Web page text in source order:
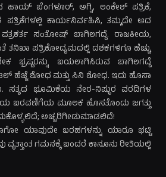
ಹಾಯ್ ಬೆಂಗಳೂರ್, ಅಗ್ನಿ, ಲಂಕೇಶ್ ಪತ್ರಿಕೆ,
ಕಾರ್ಯನಿರ್ವಹಿಸಿ, ತಮ್ಮದೇ ಆದ
ಸಂತೋಷ್ ಬಾಗಿಲಗದ್ದೆ. ರಾಜಕೀಯ,
ತನಿಖಾ ಪತ್ರಿಕೋದ್ಯಮದಲ್ಲಿ ದಶಕಗಳಿಗೂ ಹೆಚ್ಚು
ಭ್ರಷ್ಟರನ್ನು ಬಯಲಾಗಿಸಿರುವ ಬಾಗಿಲಗದ್ದೆ
ಹೆಜ್ಜೆ ಶೋಧ ಮತ್ತು ಸಿನಿ ಶೋಧ. ಇದು ಹೊಸಾ
ಭೂಮಿಕೆಯ ನೇರ-ನಿಷ್ಠುರ ವರದಿಗಳ
ಬರವಣಿಗೆಯ ಮೂಲಕ ಹೊಸತೊಂದು ಜಗತ್ತು
ಅಚ್ಚರಿಗೀಡುಮಾಡಲಿದೆ!
ಯಾವುದೇ ಬರಹಗಳನ್ನು ಯಾರೂ ಭಟ್ಟಿ
ವೃತ್ತಾಂತ ಗಮನಕ್ಕೆ ಬಂದರೆ ಕಾನೂನು ರೀತಿಯಲ್ಲಿ